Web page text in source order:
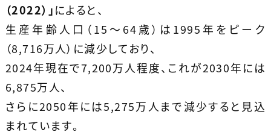
（2022）」によると、
生産年齢人口（15～64歳）は1995年をピーク
（8,716万人）に減少しており、
2024年現在で7,200万人程度、これが2030年には
6,875万人、
さらに2050年には5,275万人まで減少すると見込
まれています。